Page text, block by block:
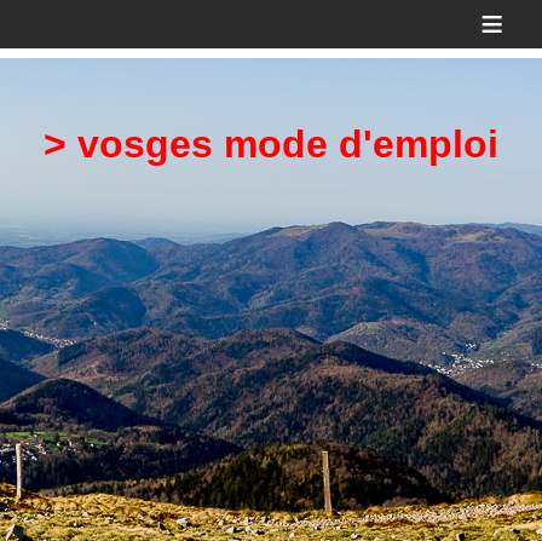
≡
> vosges mode d'emploi